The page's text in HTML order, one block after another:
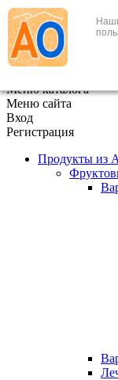
+7 (495) 646-888-1
В корзине 0
Меню каталога
Меню сайта
Вход
Регистрация
Продукты из